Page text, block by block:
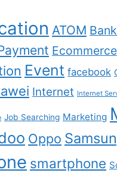
ATOM
Ecommerce
Event facebook
Internet Internet
Job Searching Marketing
Oppo
smartphone